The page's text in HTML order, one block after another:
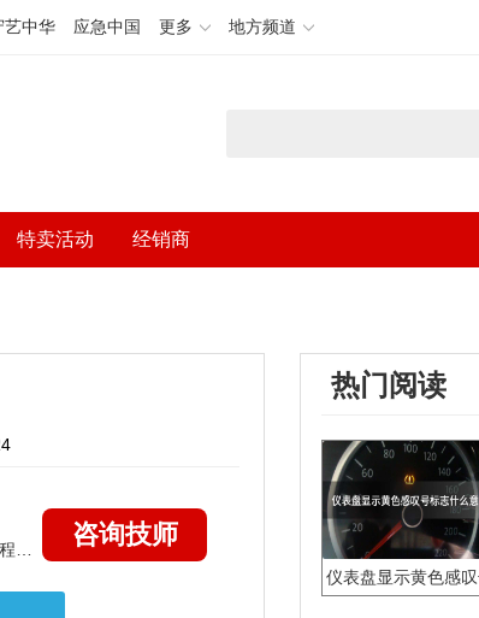
艺中华 应急中国 更多 地方频道
特卖活动 经销商
咨询技师
热门阅读
仪表盘显示黄色感